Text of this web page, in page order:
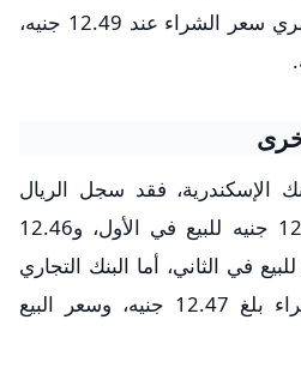
سجل البنك المركزي المصري سعر الشراء عند 12.49 جنيه،
الإسكندرية، فقد سجل الريال
12.45 جنيه للشراء و12.52 جنيه للبيع في الأول، و12.46
و12.50 جنيه للبيع في الثاني، أما البنك التجاري
الدولي (CIB)، فسعر الشراء بلغ 12.47 جنيه، وسعر البيع